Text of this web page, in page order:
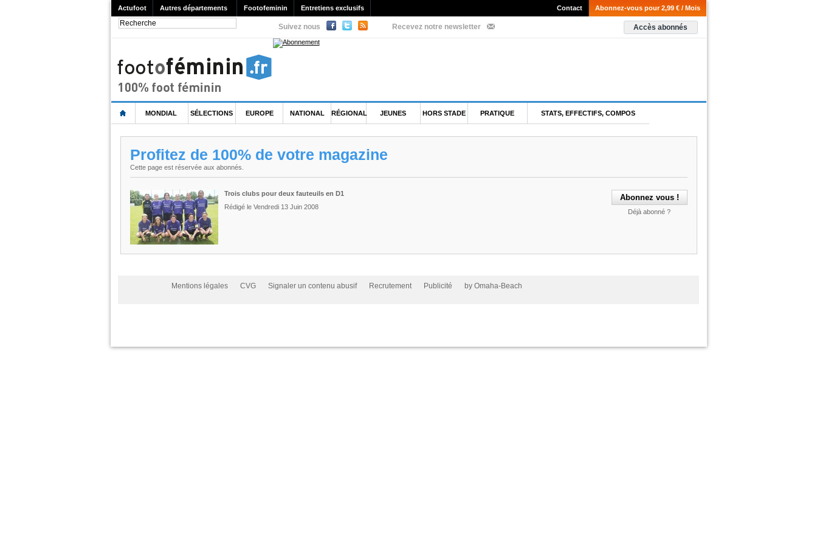
Actufoot Autres départements Footofeminin Entretiens exclusifs Abonnez-vous pour 2,99 € / Mois
Contact
Suivez nous Recevez notre newsletter Accès abonnés
MONDIAL SÉLECTIONS EUROPE NATIONAL RÉGIONAL JEUNES HORS STADE PRATIQUE STATS, EFFECTIFS, COMPOS
Profitez de 100% de votre magazine
Cette page est réservée aux abonnés.
Déjà abonné ?
Trois clubs pour deux fauteuils en D1
Rédigé le Vendredi 13 Juin 2008
Mentions légales CVG Signaler un contenu abusif Recrutement Publicité by Omaha-Beach